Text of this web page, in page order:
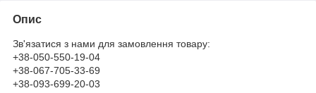
Опис
Зв'язатися з нами для замовлення товару:
+38-050-550-19-04
+38-067-705-33-69
+38-093-699-20-03